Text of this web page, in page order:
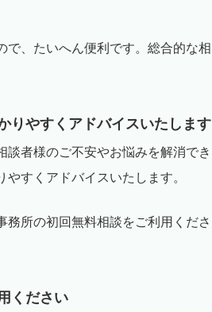
で、たいへん便利です。総合的な相
りやすくアドバイスいたします
者様のご不安やお悩みを解消でき
すくアドバイスいたします。
務所の初回無料相談をご利用くださ
ください